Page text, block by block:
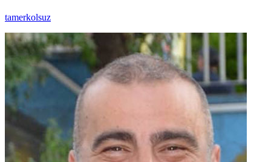
tamerkolsuz